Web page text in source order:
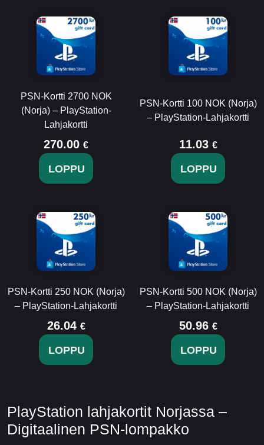
PSN-Kortti 2700 NOK
(Norja) – PlayStation-
Lahjakortti
270.00 €
LOPPU
PSN-Kortti 100 NOK (Norja)
– PlayStation-Lahjakortti
11.03 €
LOPPU
PSN-Kortti 250 NOK (Norja)
– PlayStation-Lahjakortti
26.04 €
LOPPU
PSN-Kortti 500 NOK (Norja)
– PlayStation-Lahjakortti
50.96 €
LOPPU
PlayStation lahjakortit Norjassa –
Digitaalinen PSN-lompakko